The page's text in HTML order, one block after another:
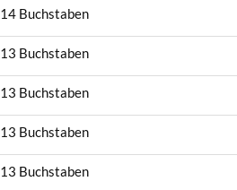
14 Buchstaben
13 Buchstaben
13 Buchstaben
13 Buchstaben
13 Buchstaben